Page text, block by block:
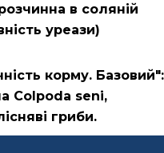
в соляній
уреази)
корму. Базовий":
Colpoda seni,
гриби.